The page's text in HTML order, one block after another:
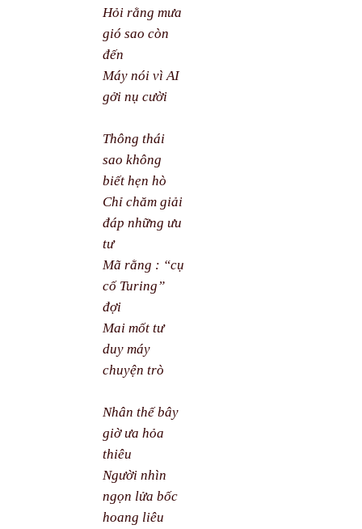
Hỏi rằng mưa
gió sao còn
đến
Máy nói vì AI
gởi nụ cười
Thông thái
sao không
biết hẹn hò
Chỉ chăm giải
đáp những ưu
tư
Mã rằng : “cụ
cố Turing”
đợi
Mai mốt tư
duy máy
chuyện trò
Nhân thế bây
giờ ưa hỏa
thiêu
Người nhìn
ngọn lửa bốc
hoang liêu